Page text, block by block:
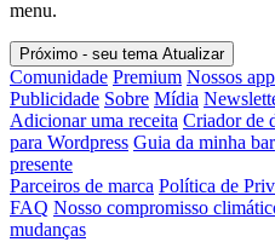
menu.
Próximo - seu tema Atualizar
Comunidade Premium Nossos
Publicidade Sobre Mídia
Adicionar uma receita Criador de
para Wordpress Guia da minha bar
presente
Parceiros de marca Política de
FAQ Nosso compromisso
mudanças